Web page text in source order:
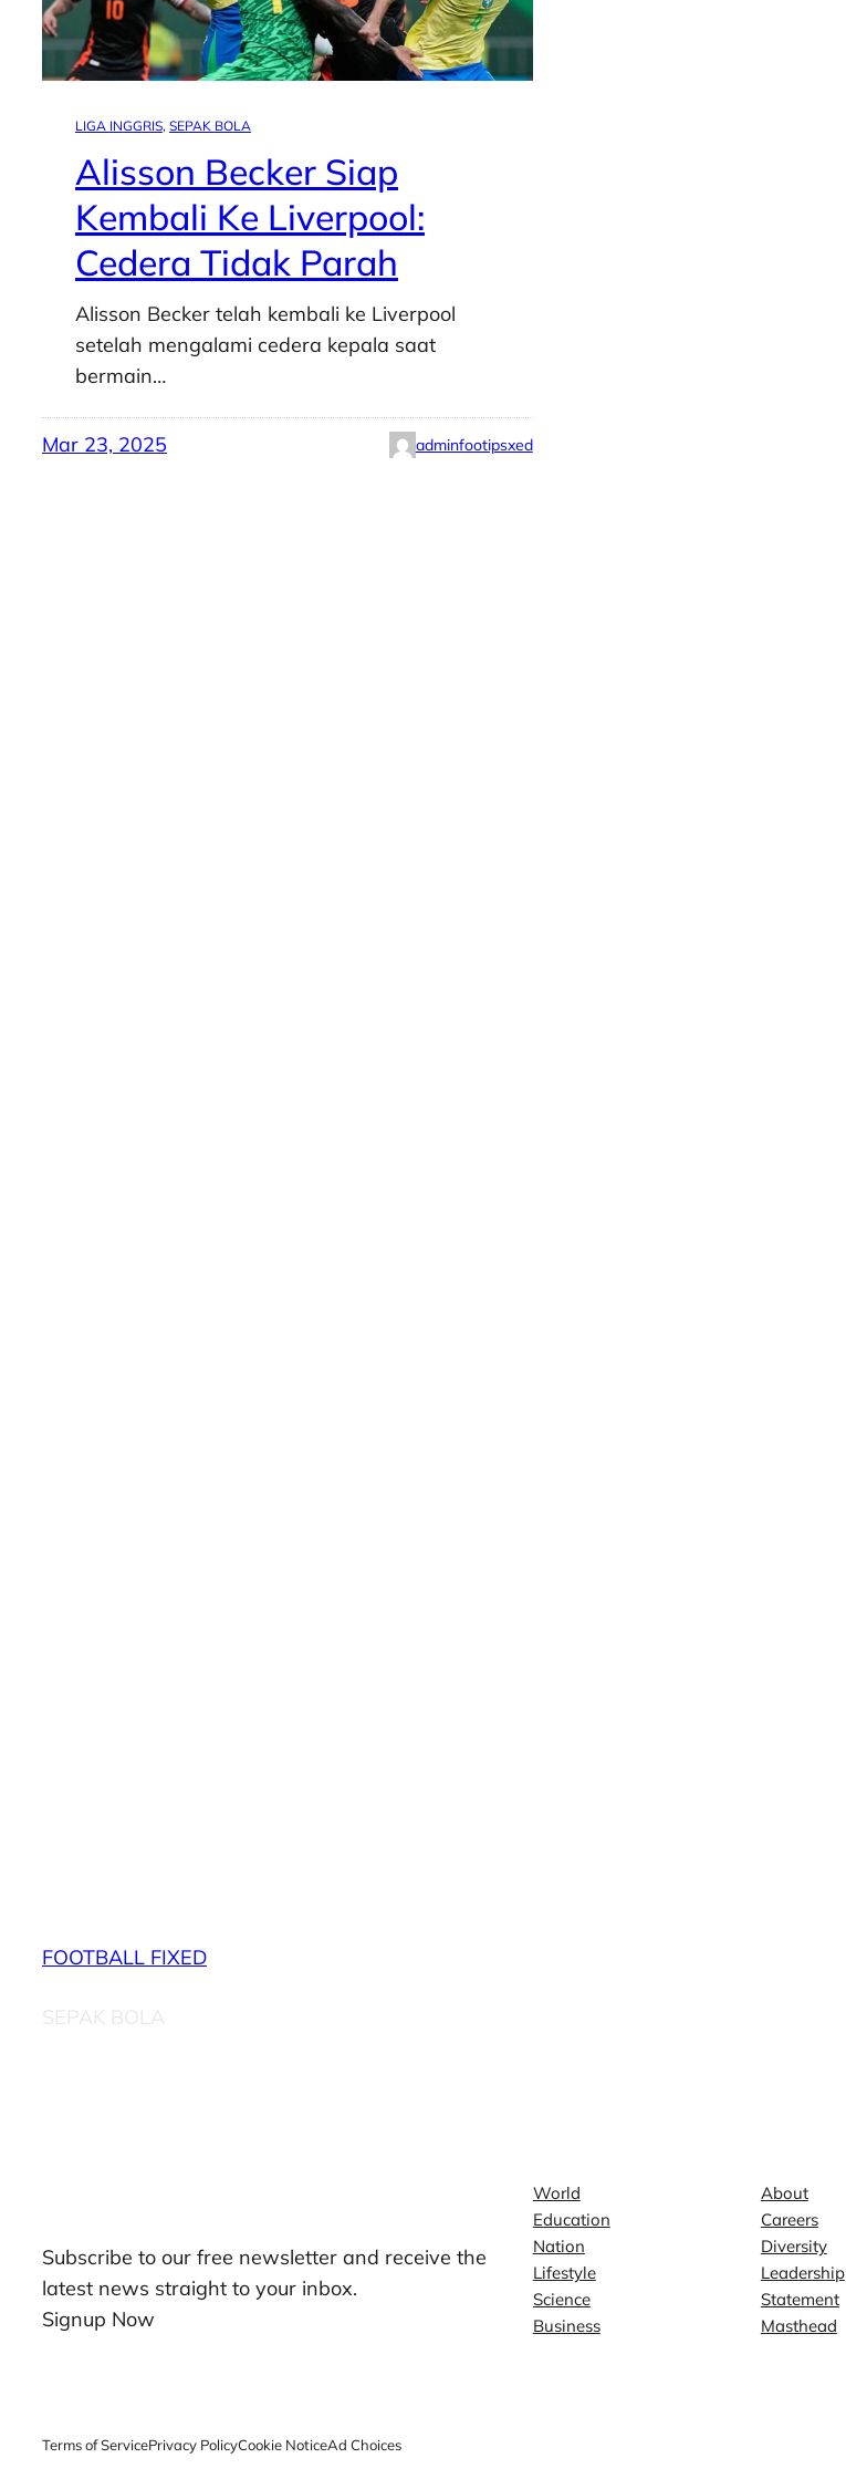
LIGA INGGRIS, SEPAK BOLA
Alisson Becker Siap
Kembali Ke Liverpool:
Cedera Tidak Parah
Alisson Becker telah kembali ke Liverpool
setelah mengalami cedera kepala saat
bermain…
Mar 23, 2025 adminfootipsxed
FOOTBALL FIXED
SEPAK BOLA
Subscribe to our free newsletter and receive the
latest news straight to your inbox.
Signup Now
World
Education
Nation
Lifestyle
Science
Business
About
Careers
Diversity
Leadership
Statement
Masthead
Terms of ServicePrivacy PolicyCookie NoticeAd Choices